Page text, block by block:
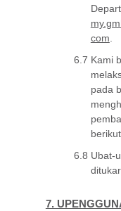
com
6.7 Kami
pada
6.8 Ubat-
7.